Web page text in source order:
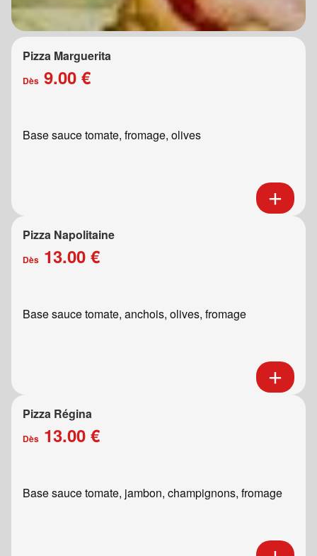
Pizza Marguerita
Dès 9.00 €
Base sauce tomate, fromage, olives
Pizza Napolitaine
Dès 13.00 €
Base sauce tomate, anchois, olives, fromage
Pizza Régina
Dès 13.00 €
Base sauce tomate, jambon, champignons, fromage